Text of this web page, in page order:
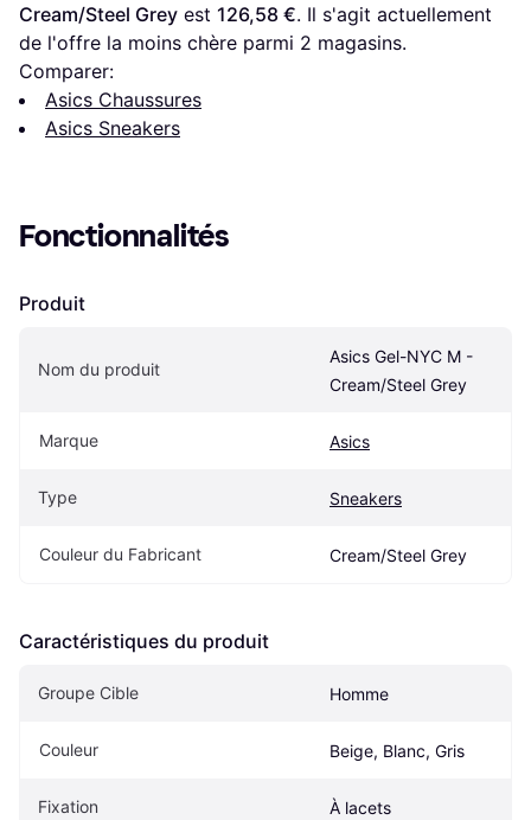
Cream/Steel Grey est 126,58 €. Il s'agit actuellement
de l'offre la moins chère parmi 2 magasins.
Comparer:
Asics Chaussures
Asics Sneakers
Fonctionnalités
Produit
Nom du produit
Asics Gel-NYC M -
Cream/Steel Grey
Marque Asics
Type Sneakers
Couleur du Fabricant Cream/Steel Grey
Caractéristiques du produit
Groupe Cible Homme
Couleur Beige, Blanc, Gris
Fixation À lacets